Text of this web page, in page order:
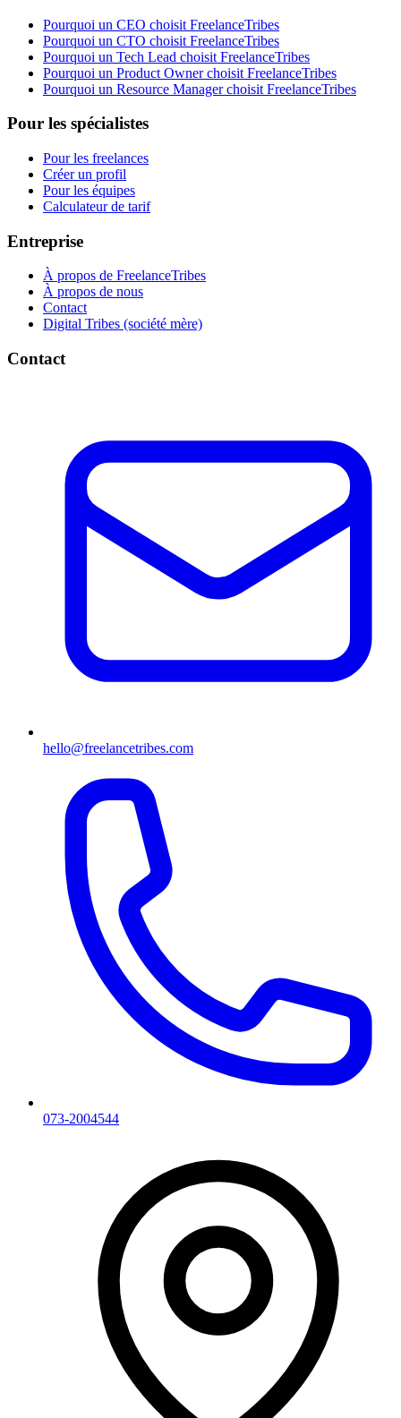
Pourquoi un CEO choisit FreelanceTribes
Pourquoi un CTO choisit FreelanceTribes
Pourquoi un Tech Lead choisit FreelanceTribes
Pourquoi un Product Owner choisit FreelanceTribes
Pourquoi un Resource Manager choisit FreelanceTribes
Pour les spécialistes
Pour les freelances
Créer un profil
Pour les équipes
Calculateur de tarif
Entreprise
À propos de FreelanceTribes
À propos de nous
Contact
Digital Tribes (société mère)
Contact
hello@freelancetribes.com
073-2004544